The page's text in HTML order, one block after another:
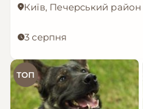
Київ, Печерський район
3 серпня
ТОП